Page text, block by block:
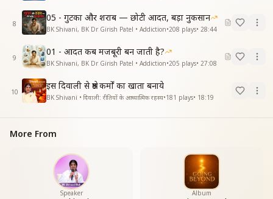
8
05 - गुटका और शराब — छोटी आदत, बड़ा नुकसान
BK Shivani, BK Dr Girish Patel • Addiction•208 plays• 28:44
9
01 - आदत कब मजबूरी बन जाती है?
BK Shivani, BK Dr Girish Patel • Addiction•205 plays• 27:08
10
इस दिवाली से श्रेष्ठ कर्मों का खाता बनाये
BK Shivani • दिवाली: रीतियों के आध्यात्मिक रहस्य•181 plays• 18:19
More From
Speaker Album